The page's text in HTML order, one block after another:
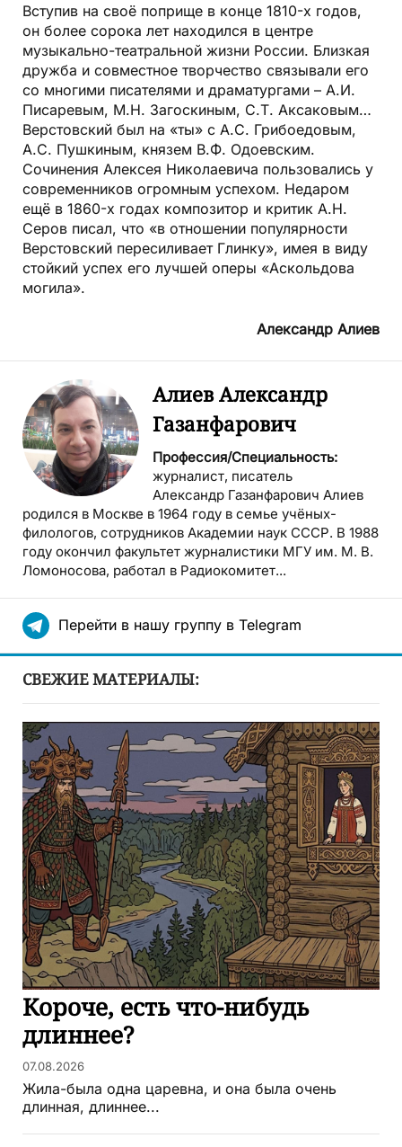
Вступив на своё поприще в конце 1810-х годов,
он более сорока лет находился в центре
музыкально-театральной жизни России. Близкая
дружба и совместное творчество связывали его
со многими писателями и драматургами – А.И.
Писаревым, М.Н. Загоскиным, С.Т. Аксаковым…
Верстовский был на «ты» с А.С. Грибоедовым,
А.С. Пушкиным, князем В.Ф. Одоевским.
Сочинения Алексея Николаевича пользовались у
современников огромным успехом. Недаром
ещё в 1860-х годах композитор и критик А.Н.
Серов писал, что «в отношении популярности
Верстовский пересиливает Глинку», имея в виду
стойкий успех его лучшей оперы «Аскольдова
могила».
Александр Алиев
Алиев Александр
Газанфарович
Профессия/Специальность:
журналист, писатель
Александр Газанфарович Алиев
родился в Москве в 1964 году в семье учёных-
филологов, сотрудников Академии наук СССР. В 1988
году окончил факультет журналистики МГУ им. М. В.
Ломоносова, работал в Радиокомитет...
Перейти в нашу группу в Telegram
СВЕЖИЕ МАТЕРИАЛЫ:
Короче, есть что-нибудь
длиннее?
07.08.2026
Жила-была одна царевна, и она была очень
длинная, длиннее...